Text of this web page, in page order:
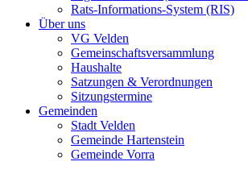
Rats-Informations-System (RIS)
Über uns
VG Velden
Gemeinschaftsversammlung
Haushalte
Satzungen & Verordnungen
Sitzungstermine
Gemeinden
Stadt Velden
Gemeinde Hartenstein
Gemeinde Vorra